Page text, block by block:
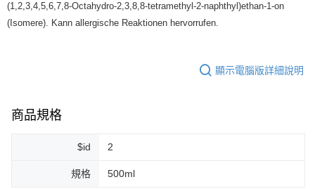
7-11純取貨 (先付款
每筆NT$250，滿NT$3,000(含以上)免運費
付款後門市自取
(1,2,3,4,5,6,7,8-Octahydro-2,3,8,8-tetramethyl-2-naphthyl)ethan-1-on
(Isomere). Kann allergische Reaktionen hervorrufen.
顯示電腦版詳細說明
商品規格
$id 2
規格 500ml